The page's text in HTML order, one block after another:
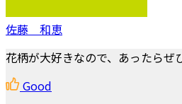
佐藤 和恵
花柄が大好きなので、あったらぜ
Good